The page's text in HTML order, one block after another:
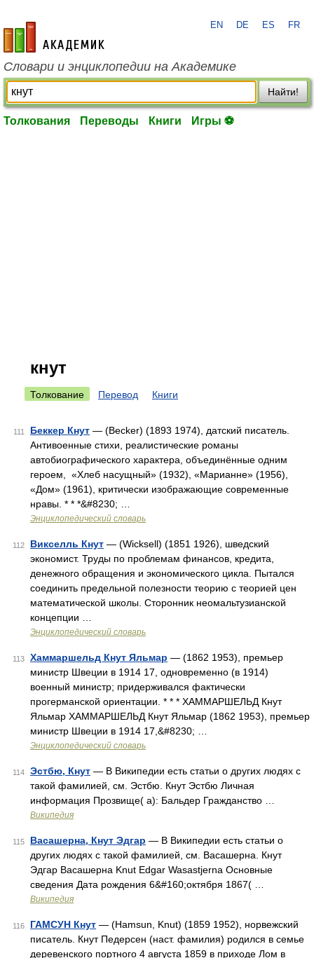
academic.ru
EN DE ES FR
Словари и энциклопедии на Академике
Найти!
Толкования Переводы Книги Игры ⚽
кнут
Толкование Перевод Книги
111 Беккер Кнут — (Becker) (1893 1974), датский писатель.
Антивоенные стихи, реалистические романы
автобиографического характера, объединённые одним
героем, «Хлеб насущный» (1932), «Марианне» (1956),
«Дом» (1961), критически изображающие современные
нравы. * * *&#8230; …
Энциклопедический словарь
112 Викселль Кнут — (Wicksell) (1851 1926), шведский
экономист. Труды по проблемам финансов, кредита,
денежного обращения и экономического цикла. Пытался
соединить предельной полезности теорию с теорией цен
математической школы. Сторонник неомальтузианской
концепции …
Энциклопедический словарь
113 Хаммаршельд Кнут Яльмар — (1862 1953), премьер
министр Швеции в 1914 17, одновременно (в 1914)
военный министр; придерживался фактически
прогерманской ориентации. * * * ХАММАРШЕЛЬД Кнут
Яльмар ХАММАРШЕЛЬД Кнут Яльмар (1862 1953), премьер
министр Швеции в 1914 17,&#8230; …
Энциклопедический словарь
114 Эстбю, Кнут — В Википедии есть статьи о других людях с
такой фамилией, см. Эстбю. Кнут Эстбю Личная
информация Прозвище( а): Бальдер Гражданство …
Википедия
115 Васашерна, Кнут Эдгар — В Википедии есть статьи о
других людях с такой фамилией, см. Васашерна. Кнут
Эдгар Васашерна Knut Edgar Wasastjerna Основные
сведения Дата рождения 6&#160;октября 1867( …
Википедия
116 ГАМСУН Кнут — (Hamsun, Knut) (1859 1952), норвежский
писатель. Кнут Педерсен (наст. фамилия) родился в семье
деревенского портного 4 августа 1859 в приходе Лом в